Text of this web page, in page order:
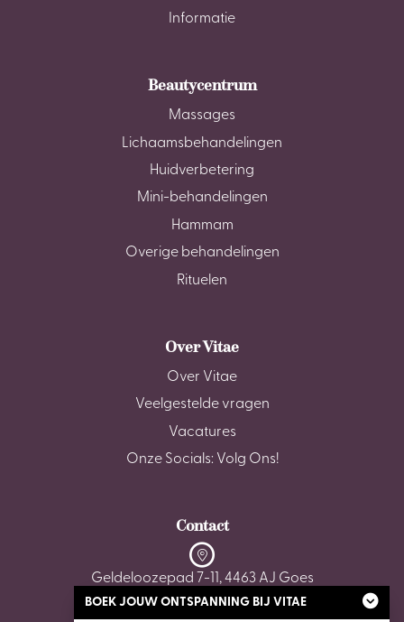
Informatie
Beautycentrum
Massages
Lichaamsbehandelingen
Huidverbetering
Mini-behandelingen
Hammam
Overige behandelingen
Rituelen
Over Vitae
Over Vitae
Veelgestelde vragen
Vacatures
Onze Socials: Volg Ons!
Contact
Geldeloozepad 7-11, 4463 AJ Goes
BOEK JOUW ONTSPANNING BIJ VITAE